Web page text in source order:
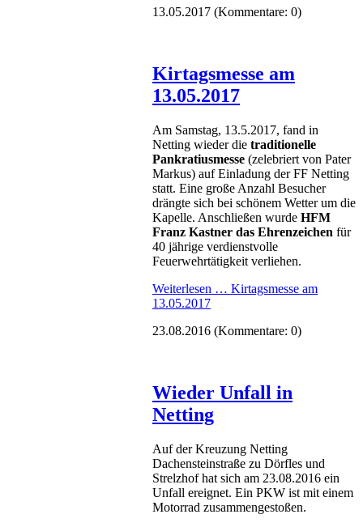
13.05.2017 (Kommentare: 0)
Kirtagsmesse am
13.05.2017
Am Samstag, 13.5.2017, fand in
Netting wieder die traditionelle
Pankratiusmesse (zelebriert von Pater
Markus) auf Einladung der FF Netting
statt. Eine große Anzahl Besucher
drängte sich bei schönem Wetter um die
Kapelle. Anschließen wurde HFM
Franz Kastner das Ehrenzeichen für
40 jährige verdienstvolle
Feuerwehrtätigkeit verliehen.
Weiterlesen … Kirtagsmesse am
13.05.2017
23.08.2016 (Kommentare: 0)
Wieder Unfall in
Netting
Auf der Kreuzung Netting
Dachensteinstraße zu Dörfles und
Strelzhof hat sich am 23.08.2016 ein
Unfall ereignet. Ein PKW ist mit einem
Motorrad zusammengestoßen.